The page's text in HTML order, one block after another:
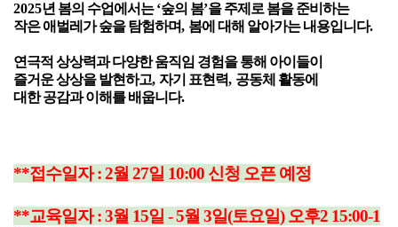
2025년 봄의 수업에서는‘숲의 봄’을 주제로 봄을 준비하는
작은 애벌레가 숲을 탐험하며, 봄에 대해 알아가는 내용입니다.
연극적 상상력과 다양한 움직임 경험을 통해 아이들이
즐거운 상상을 발현하고, 자기 표현력, 공동체 활동에
대한 공감과 이해를 배웁니다.
**접수일자 : 2월 27일 10:00 신청 오픈 예정
**교육일자 : 3월 15일 - 5월 3일(토요일) 오후2 15:00-1